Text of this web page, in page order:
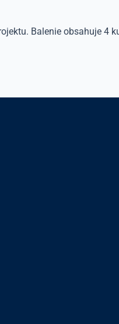
Balenie obsahuje 4